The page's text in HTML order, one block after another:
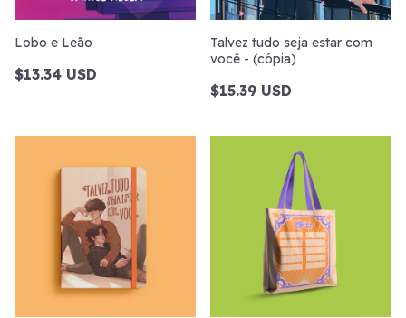
Lobo e Leão
$13.34 USD
Talvez tudo seja estar com
você - (cópia)
$15.39 USD